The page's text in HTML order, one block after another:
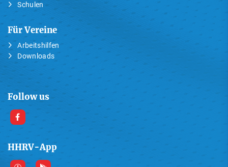
Schulen
Für Vereine
Arbeitshilfen
Downloads
Follow us
HHRV-App